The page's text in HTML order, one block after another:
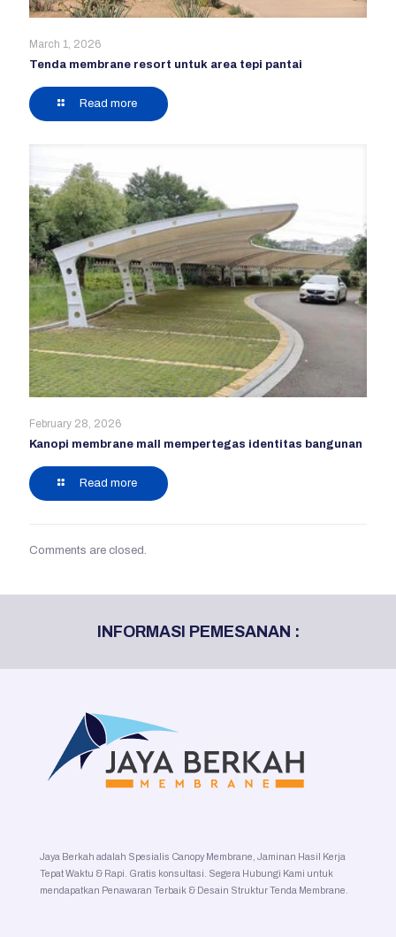
March 1, 2026
Tenda membrane resort untuk area tepi pantai
Read more
February 28, 2026
Kanopi membrane mall mempertegas identitas bangunan
Read more
Comments are closed.
INFORMASI PEMESANAN :
Jaya Berkah adalah Spesialis Canopy Membrane, Jaminan Hasil Kerja
Tepat Waktu & Rapi. Gratis konsultasi. Segera Hubungi Kami untuk
mendapatkan Penawaran Terbaik & Desain Struktur Tenda Membrane.